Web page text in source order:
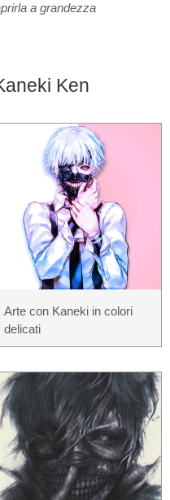
a grandezza
Ken
Arte con Kaneki in colori
delicati